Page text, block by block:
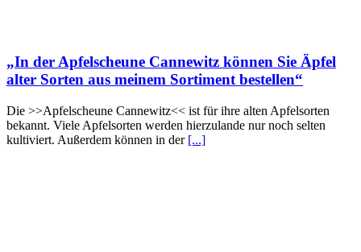
„In der Apfelscheune Cannewitz können Sie Äpfel
alter Sorten aus meinem Sortiment bestellen“
Die >>Apfelscheune Cannewitz<< ist für ihre alten Apfelsorten
bekannt. Viele Apfelsorten werden hierzulande nur noch selten
kultiviert. Außerdem können in der [...]